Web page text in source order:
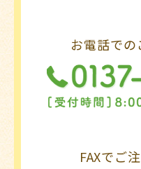
お電話で
FAXでご